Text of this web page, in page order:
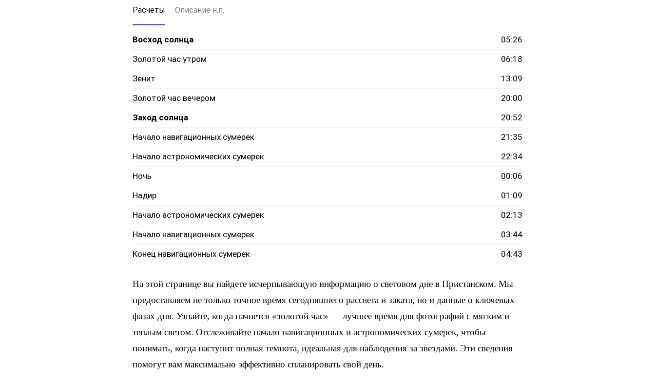
Расчеты Описание н.п.
Восход солнца
05:26
Золотой час утром
06:18
Зенит
13:09
Золотой час вечером
20:00
Заход солнца
20:52
Начало навигационных сумерек
21:35
Начало астрономических сумерек
22:34
Ночь
00:06
Надир
01:09
Начало астрономических сумерек
02:13
Начало навигационных сумерек
03:44
Конец навигационных сумерек
04:43
На этой странице вы найдете исчерпывающую информацию о световом дне в Пристанском. Мы
предоставляем не только точное время сегодняшнего рассвета и заката, но и данные о ключевых
фазах дня. Узнайте, когда начнется «золотой час» — лучшее время для фотографий с мягким и
теплым светом. Отслеживайте начало навигационных и астрономических сумерек, чтобы
понимать, когда наступит полная темнота, идеальная для наблюдения за звездами. Эти сведения
помогут вам максимально эффективно спланировать свой день.